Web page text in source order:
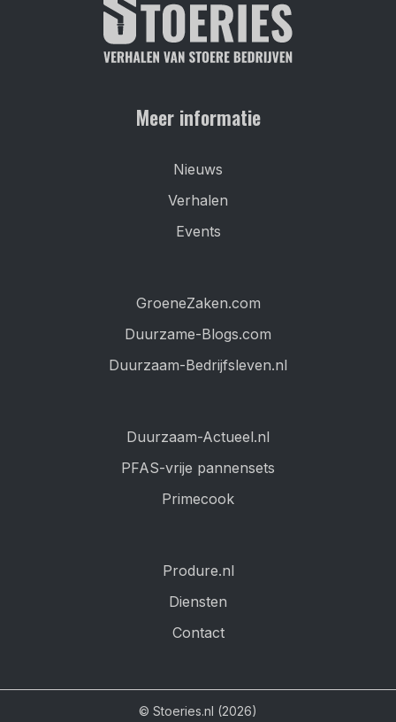
Meer informatie
Nieuws
Verhalen
Events
GroeneZaken.com
Duurzame-Blogs.com
Duurzaam-Bedrijfsleven.nl
Duurzaam-Actueel.nl
PFAS-vrije pannensets
Primecook
Produre.nl
Diensten
Contact
© Stoeries.nl (2026)